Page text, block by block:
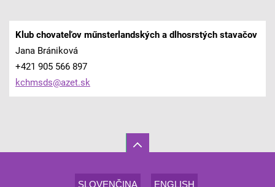
Klub chovateľov műnsterlandských a dlhosrstých stavačov
Jana Brániková
+421 905 566 897
kchmsds@azet.sk
SLOVENČINA ENGLISH